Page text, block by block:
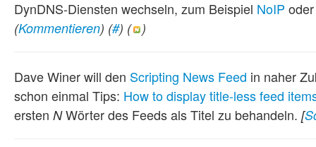
DynDNS-Diensten wechseln, zum Beispiel NoIP
(Kommentieren) (#) ( )
Dave Winer will den Scripting News Feed in naher
schon einmal Tips: How to display title-less feed
ersten NWörter des Feeds als Titel zu behandeln. [